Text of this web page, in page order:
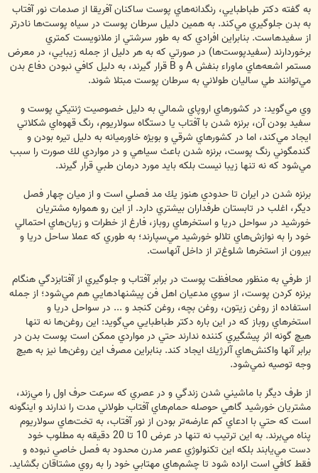
به گفته دكتر طباطبايي، رنگدانه‌هاي پوست ساكنان آفريقا از صدمات نور آفتاب
به بدن جلوگيري مي‌كند. به همين دليل سرطان پوست در سياه پوست‌ها نادرتر
از سفيدهاست. بنابراين افرادي كه به طور سرشتي از ملانويست‌ كمتري
برخوردارند (سفيدپوست‌ها) در صورتي كه به هر دليل از جمله زيبايي، در معرض
مستمر اشعه‌هاي ماوراء بنفش A و B قرار ‌گيرند، به دليل كافي نبودن دفاع بدن
مي‌توانند طي ساليان طولاني به سرطان پوست مبتلا شوند.
وي مي‌گويد: در كشورهاي اروپاي شمالي به دليل خصوصيت ژنتيكي پوست و
سفيد بودن آن، برنزه شدن با آفتاب يا دستگاه سولاريوم، رنگ قهوه‌اي شكلاتي
ايجاد مي‌كند، اما در كشورهاي شرقي و بويژه خاورميانه به دليل تيره بودن و
گندمگوني رنگ پوست، برنزه شدن باعث سياهي و در مواردي لك صورت را سبب
مي‌شود كه نه تنها زيبا نيست بلكه بايد مورد درمان طبي قرار گيرند.
برنزه شدن در ايران تا حدودي هنوز يك مد فصلي است و از ميان چهار فصل
ديگر، اغلب در تابستان طرفداران بيشتري دارد. از اين رو همواره مشتريان
خورشيد در سواحل دريا و استخرهاي روباز، فارغ از خطرات و زيان‌هاي احتمالي
خود را به نوازش‌هاي تلالو خورشيد مي‌سپارند؛ به طوري كه عملا ساحل دريا و
بيرون از استخرها شلوغ‌تر از داخل آنهاست.
از طرفي به منظور محافظت پوست در برابر آفتاب و جلوگيري از آفتابزدگي هنگام
برنزه كردن پوست، از سوي مدعيان اهل فن پيشنهادهايي هم مي‌شود؛ از جمله
استفاده از روغن زيتون، روغن بچه، روغن كنجد و ... در سواحل دريا و
استخرهاي روباز كه در اين باره دكتر طباطبايي مي‌گويد: اين روغن‌ها نه تنها
هيچ گونه اثر پيشگيري كننده ندارند حتي در مواردي ممكن است پوست بدن در
برابر آنها واكنش‌هاي آلرژيك ايجاد كند. بنابراين مصرف اين روغن‌ها نيز به هيچ
وجه توصيه نمي‌شود.
از طرف ديگر با ماشيني شدن زندگي و در عصري كه سرعت حرف اول را مي‌زند،
مشتريان خورشيد گاهي حوصله حمام‌هاي آفتاب طولاني مدت را ندارند و اينگونه
است كه حتي با ادعاي كم عارضه‌تر بودن از نور آفتاب، به تخت‌هاي سولاريوم
پناه مي‌برند. به اين ترتيب نه تنها در عرض 10 تا 20 دقيقه به مطلوب خود
دست مي‌يابند بلكه اين تكنولوژي عصر مدرن محدود به فصل خاصي نبوده و
فقط كافي است اراده شود تا چشم‌هاي مهتابي خود را به روي مشتاقان بگشايد.